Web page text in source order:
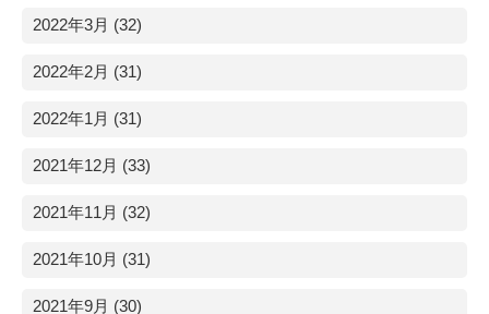
2022年3月 (32)
2022年2月 (31)
2022年1月 (31)
2021年12月 (33)
2021年11月 (32)
2021年10月 (31)
2021年9月 (30)